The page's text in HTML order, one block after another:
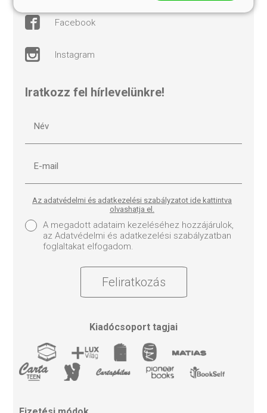
facebook
instagram
Iratkozz fel hírlevelünkre!
Az adatvédelmi és adatkezelési szabályzatot ide kattintva
olvashatja el.
A megadott adataim kezeléséhez hozzájárulok,
az Adatvédelmi és adatkezelési szabályzatban
foglaltakat elfogadom.
Feliratkozás
Kiadócsoport tagjai